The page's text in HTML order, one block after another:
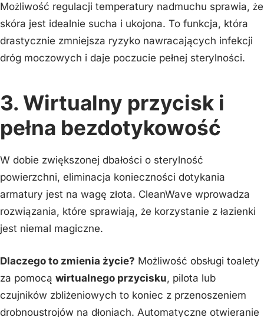
Możliwość regulacji temperatury nadmuchu sprawia, że
skóra jest idealnie sucha i ukojona. To funkcja, która
drastycznie zmniejsza ryzyko nawracających infekcji
dróg moczowych i daje poczucie pełnej sterylności.
3. Wirtualny przycisk i
pełna bezdotykowość
W dobie zwiększonej dbałości o sterylność
powierzchni, eliminacja konieczności dotykania
armatury jest na wagę złota. CleanWave wprowadza
rozwiązania, które sprawiają, że korzystanie z łazienki
jest niemal magiczne.
Dlaczego to zmienia życie? Możliwość obsługi toalety
za pomocą wirtualnego przycisku, pilota lub
czujników zbliżeniowych to koniec z przenoszeniem
drobnoustrojów na dłoniach. Automatyczne otwieranie